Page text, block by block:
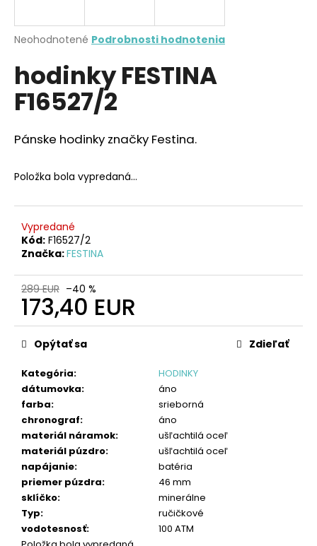
Priemerné
produktu
je
0,0
hviezdičiek.
Neohodnotené Podrobnosti hodnotenia
hodinky FESTINA
F16527/2
Pánske hodinky značky Festina.
Položka bola vypredaná…
Vypredané
Kód: F16527/2
Značka:FESTINA
289 EUR –40 %
173,40 EUR
Jednotková
cena:
Kategória:
HODINKY
dátumovka:
áno
farba:
srieborná
chronograf:
áno
materiál náramok:
ušľachtilá oceľ
materiál púzdro:
ušľachtilá oceľ
napájanie:
batéria
priemer púzdra:
46 mm
sklíčko:
minerálne
Typ:
ručičkové
vodotesnosť:
100 ATM
Opýtať sa Zdieľať
j
ť
?
O
d
p
o
ú
m
e